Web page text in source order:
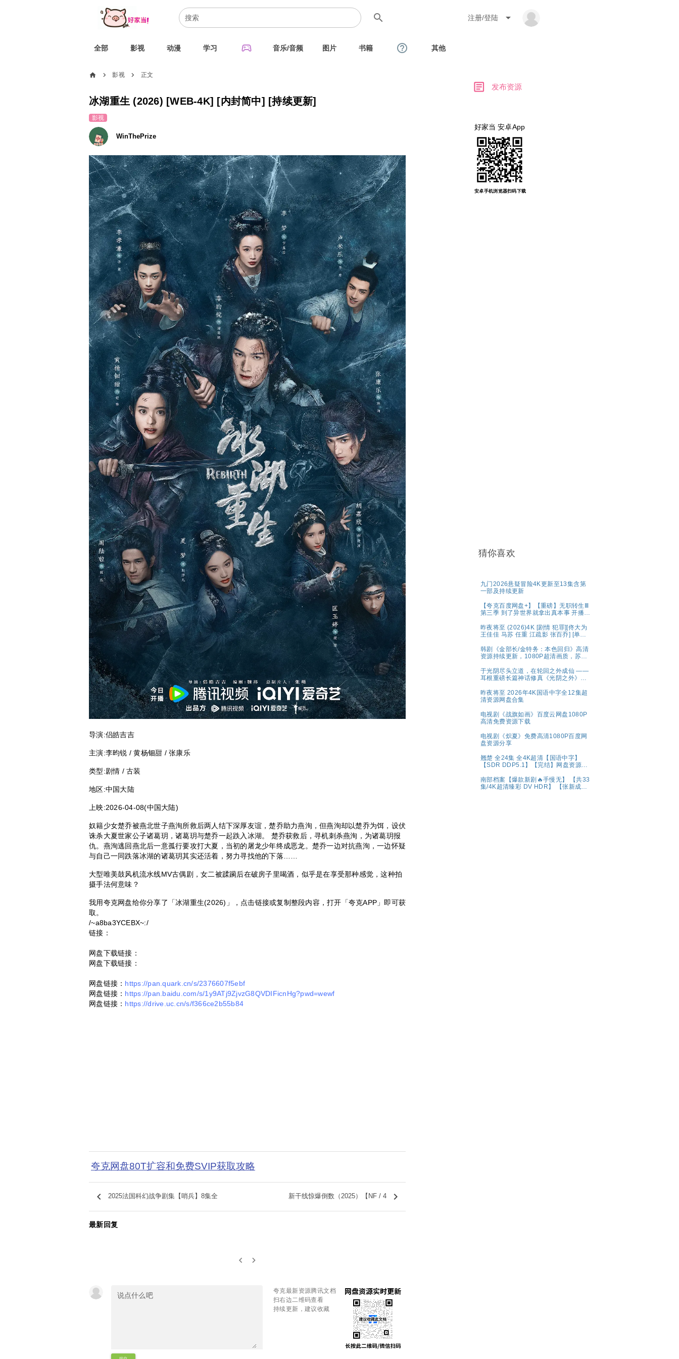
search 注册/登陆 arrow_drop_down
全部 影视 动漫 学习 sports_esports 音乐/音频 图片 书籍 help_outline 其他
home chevron_right 影视 chevron_right 正文
冰湖重生 (2026) [WEB-4K] [内封简中] [持续更新]
影视
WinThePrize
导演:侣皓吉吉
主演:李昀锐 / 黄杨钿甜 / 张康乐
类型:剧情 / 古装
地区:中国大陆
上映:2026-04-08(中国大陆)
奴籍少女楚乔被燕北世子燕洵所救后两人结下深厚友谊，楚乔助力燕洵，但燕洵却以楚乔为饵，设伏
诛杀大夏世家公子诸葛玥，诸葛玥与楚乔一起跌入冰湖。 楚乔获救后，寻机刺杀燕洵，为诸葛玥报
仇。燕洵逃回燕北后一意孤行要攻打大夏，当初的屠龙少年终成恶龙。楚乔一边对抗燕洵，一边怀疑
与自己一同跌落冰湖的诸葛玥其实还活着，努力寻找他的下落……
大型唯美鼓风机流水线MV古偶剧，女二被蹂躏后在破房子里喝酒，似乎是在享受那种感觉，这种拍
摄手法何意味？
我用夸克网盘给你分享了「冰湖重生(2026)」，点击链接或复制整段内容，打开「夸克APP」即可获
取。
/~a8ba3YCEBX~:/
链接：
网盘下载链接：
网盘下载链接：
网盘链接： https://pan.quark.cn/s/2376607f5ebf
网盘链接： https://pan.baidu.com/s/1y9ATj9ZjvzG8QVDIFicnHg?pwd=wewf
网盘链接： https://drive.uc.cn/s/f366ce2b55b84
夸克网盘80T扩容和免费SVIP获取攻略
keyboard_arrow_left 2025法国科幻战争剧集【哨兵】8集全 新干线惊爆倒数（2025）【NF / 4 keyboard_arrow_right
最新回复
keyboard_arrow_left keyboard_arrow_right
夸克最新资源腾讯文档
扫右边二维码查看
持续更新，建议收藏
article 发布资源
好家当 安卓App
安卓手机浏览器扫码下载
猜你喜欢
九门2026悬疑冒险4K更新至13集含第
一部及持续更新
【夸克百度网盘+】【重磅】无职转生Ⅲ
第三季 到了异世界就拿出真本事 开播2
昨夜将至 (2026)4K [剧情 犯罪][佟大为
王佳佳 马苏 任重 江疏影 张百乔] [单集
韩剧《金部长/金特务：本色回归》高清
资源持续更新，1080P超清画质，苏志
分享
于光阴尽头立道，在轮回之外成仙 ——
耳根重磅长篇神话修真《光阴之外》典
昨夜将至 2026年4K国语中字全12集超
清资源网盘合集
电视剧《战旗如画》百度云网盘1080P
高清免费资源下载
电视剧《炽夏》免费高清1080P百度网
盘资源分享
翘楚 全24集 全4K超清【国语中字】
【SDR DDP5.1】【完结】网盘资源观
南部档案【爆款新剧🔥手慢无】 【共33
集/4K超清臻彩 DV HDR】 【张新成、